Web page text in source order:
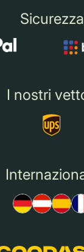
Sicurezza
I nostri